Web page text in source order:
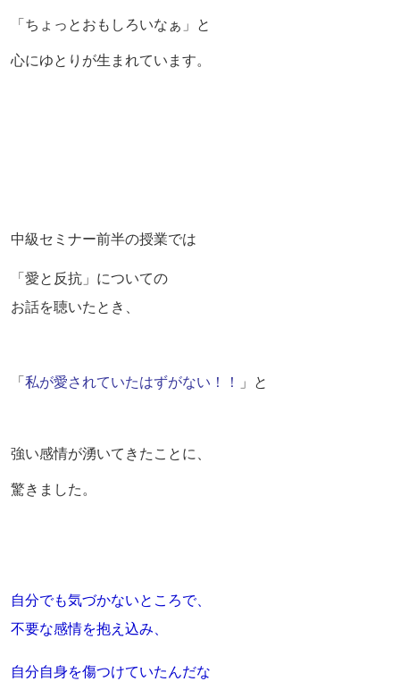
「ちょっとおもしろいなぁ」と
心にゆとりが生まれています。
中級セミナー前半の授業では
「愛と反抗」についての
お話を聴いたとき、
「 私が愛されていたはずがない！！ 」と
強い感情が湧いてきたことに、
驚きました。
自分でも気づかないところで、
不要な感情を抱え込み、
自分自身を傷つけていたんだな